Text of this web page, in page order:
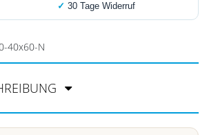
✓ 30 Tage Widerruf
40x60-N